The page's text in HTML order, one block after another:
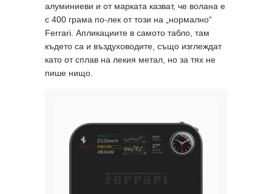
алуминиеви и от марката казват, че волана е
с 400 грама по-лек от този на „нормално“
Ferrari. Апликациите в самото табло, там
където са и въздуховодите, също изглеждат
като от сплав на лекия метал, но за тях не
пише нищо.